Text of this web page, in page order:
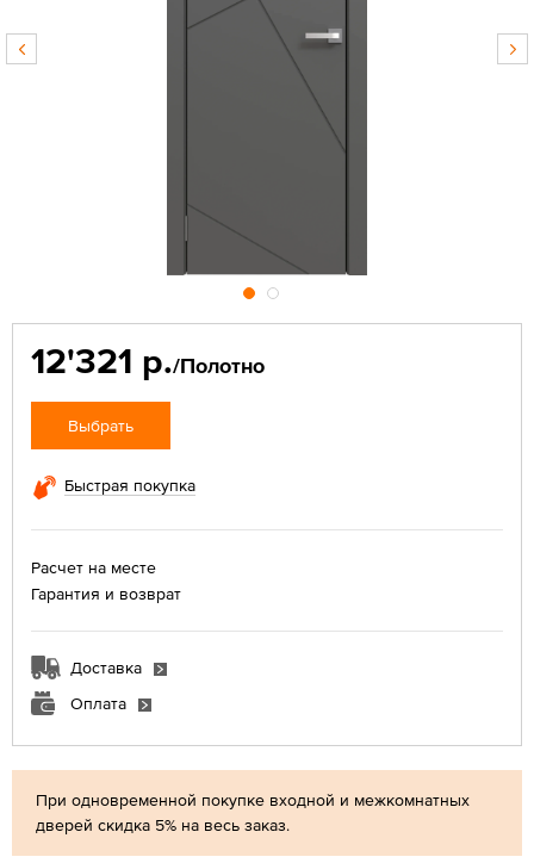
При одновременной покупке входной и межкомнатных
дверей скидка 5% на весь заказ.
12'321 р./Полотно
Выбрать
Быстрая покупка
Расчет на месте
Гарантия и возврат
Доставка
Оплата